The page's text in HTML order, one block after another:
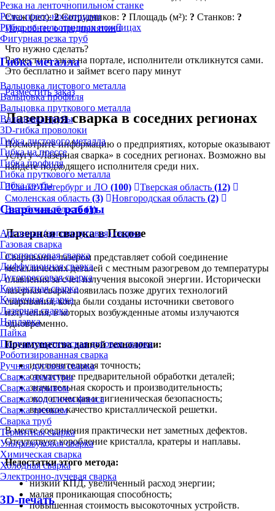
Резка на ленточнопильном станке
Резка пресс-ножницами
Рубка на гильотинных ножницах
Фигурная резка труб
Гибка металла
Вальцовка листового металла
Вальцовка профиля
Вальцовка пруткового металла
Вальцовка трубы
3D-гибка проволоки
Гибка листового металла
Гибка на прессе
Гибка профиля
Гибка пруткового металла
Гибка трубы
Сварочные работы
Аргонная (аргонодуговая) сварка
Газовая сварка
Газопрессовая сварка
Диффузионная сварка
Дугопрессовая сварка
Контактная сварка
Кузнечная сварка
Лазерная сварка
Наплавка
Пайка
Полуавтоматическая дуговая сварка
Роботизированная сварка
Ручная дуговая сварка
Сварка арматуры
Сварка взрывом
Сварка под слоем флюса
Сварка трением
Сварка труб
Термитная сварка
Ультразвуковая сварка
Химическая сварка
Холодная сварка
Электронно-лучевая сварка
3D-печать
Стаж (лет):2 Сотрудников: ? Площадь (м²): ? Станков: ?
Подробнее о предприятии
Что нужно сделать?
Разместите заказ на портале, исполнители откликнутся сами.
Это бесплатно и займет всего пару минут
Разместить заказ
Лазерная сварка в соседних регионах
Посмотрите информацию о предприятиях, которые оказывают
услугу «Лазерная сварка» в соседних регионах. Возможно вы
найдете подходящего исполнителя среди них.
Санкт-Петербург и ЛО (100) Тверская область (12)
Смоленская область (3) Новгородская область (2)
Витебская область(1)
Лазерная сварка в Пскове
Сваривание лазером представляет собой соединение
металлических деталей с местным разогревом до температуры
плавления за счет излучения высокой энергии. Исторически
лазерная сварка появилась позже других технологий
сваривания, когда были созданы источники светового
излучения, в которых возбужденные атомы излучаются
одновременно.
Преимущества данной технологии:
исключительная точность;
отсутствие предварительной обработки деталей;
значительная скорость и производительность;
экологическая и гигиеническая безопасность;
высокое качество кристаллической решетки.
В месте соединения практически нет заметных дефектов.
Отсутствует коробление кристалла, кратеры и наплавы.
Недостатки этого метода:
низкий КПД, увеличенный расход энергии;
малая проникающая способность;
повышенная стоимость высокоточных устройств.